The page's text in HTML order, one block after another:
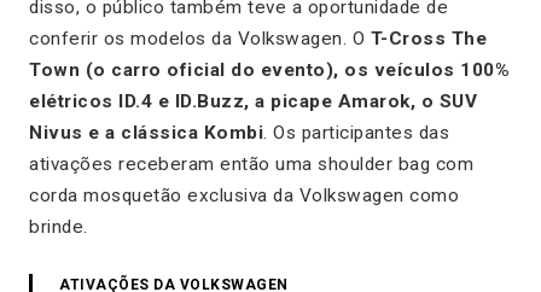
disso, o público também teve a oportunidade de
conferir os modelos da Volkswagen. O T-Cross The
Town (o carro oficial do evento), os veículos 100%
elétricos ID.4 e ID.Buzz, a picape Amarok, o SUV
Nivus e a clássica Kombi. Os participantes das
ativações receberam então uma shoulder bag com
corda mosquetão exclusiva da Volkswagen como
brinde.
ATIVAÇÕES DA VOLKSWAGEN